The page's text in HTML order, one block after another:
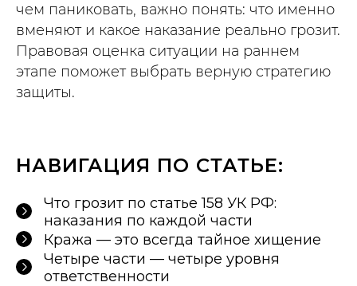
чем паниковать, важно понять: что именно
вменяют и какое наказание реально грозит.
Правовая оценка ситуации на раннем
этапе поможет выбрать верную стратегию
защиты.
НАВИГАЦИЯ ПО СТАТЬЕ:
Что грозит по статье 158 УК РФ:
наказания по каждой части
Кража — это всегда тайное хищение
Четыре части — четыре уровня
ответственности